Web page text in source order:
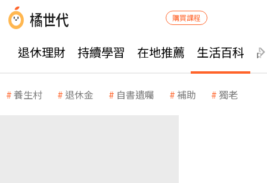
購買課程
退休理財 持續學習 在地推薦 生活百科
養生村 退休金 自書遺囑 補助 獨老